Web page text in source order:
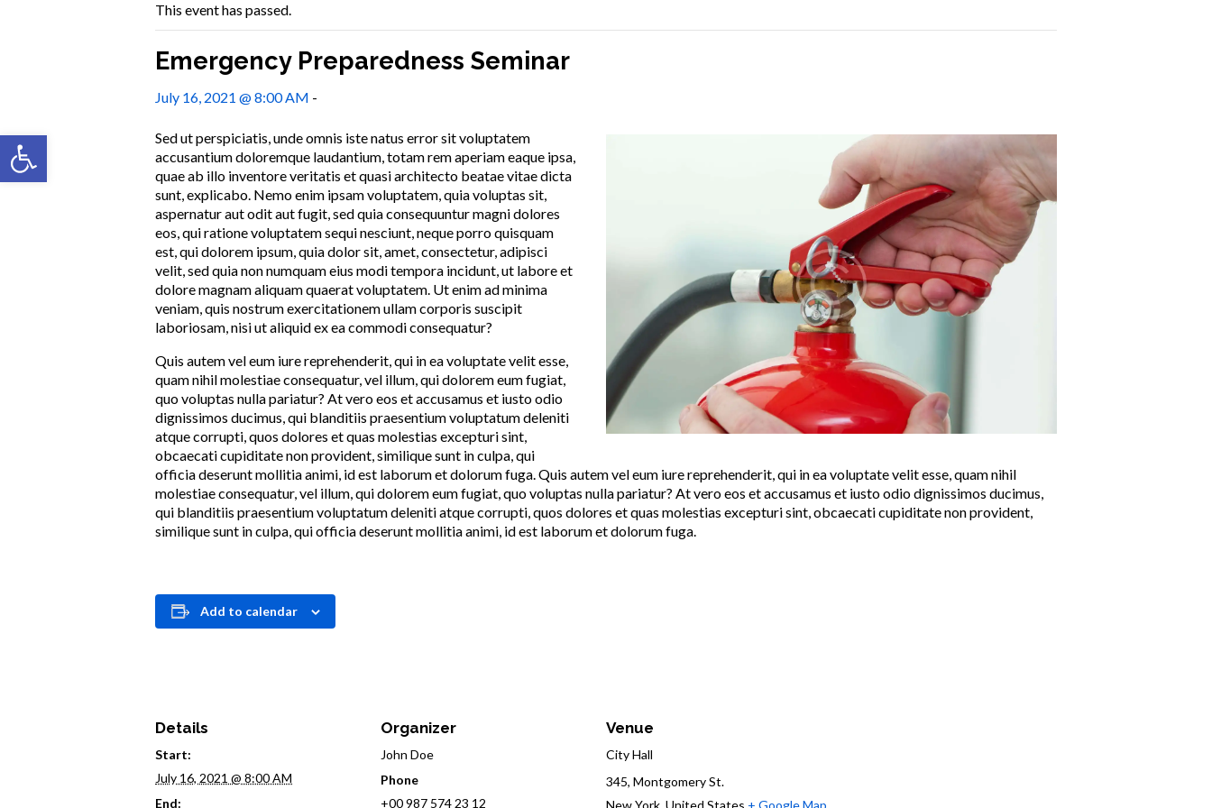
Open toolbar
This event has passed.
Emergency Preparedness Seminar
July 16, 2021 @ 8:00 AM -
Sed ut perspiciatis, unde omnis iste natus error sit voluptatem
accusantium doloremque laudantium, totam rem aperiam eaque ipsa,
quae ab illo inventore veritatis et quasi architecto beatae vitae dicta
sunt, explicabo. Nemo enim ipsam voluptatem, quia voluptas sit,
aspernatur aut odit aut fugit, sed quia consequuntur magni dolores
eos, qui ratione voluptatem sequi nesciunt, neque porro quisquam
est, qui dolorem ipsum, quia dolor sit, amet, consectetur, adipisci
velit, sed quia non numquam eius modi tempora incidunt, ut labore et
dolore magnam aliquam quaerat voluptatem. Ut enim ad minima
veniam, quis nostrum exercitationem ullam corporis suscipit
laboriosam, nisi ut aliquid ex ea commodi consequatur?
Quis autem vel eum iure reprehenderit, qui in ea voluptate velit esse,
quam nihil molestiae consequatur, vel illum, qui dolorem eum fugiat,
quo voluptas nulla pariatur? At vero eos et accusamus et iusto odio
dignissimos ducimus, qui blanditiis praesentium voluptatum deleniti
atque corrupti, quos dolores et quas molestias excepturi sint,
obcaecati cupiditate non provident, similique sunt in culpa, qui
officia deserunt mollitia animi, id est laborum et dolorum fuga. Quis autem vel eum iure reprehenderit, qui in ea voluptate velit esse, quam nihil
molestiae consequatur, vel illum, qui dolorem eum fugiat, quo voluptas nulla pariatur? At vero eos et accusamus et iusto odio dignissimos ducimus,
qui blanditiis praesentium voluptatum deleniti atque corrupti, quos dolores et quas molestias excepturi sint, obcaecati cupiditate non provident,
similique sunt in culpa, qui officia deserunt mollitia animi, id est laborum et dolorum fuga.
Add to calendar
Details
Start:
July 16, 2021 @ 8:00 AM
End:
Organizer
John Doe
Phone
+00 987 574 23 12
Venue
City Hall
345, Montgomery St.